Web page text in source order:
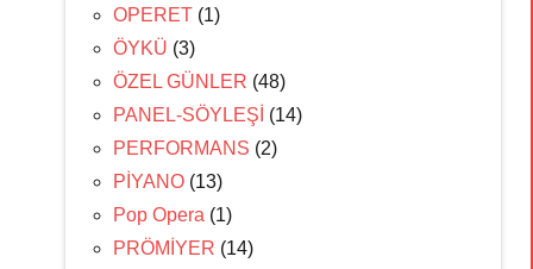
OPERET (1)
ÖYKÜ (3)
ÖZEL GÜNLER (48)
PANEL-SÖYLEŞİ (14)
PERFORMANS (2)
PİYANO (13)
Pop Opera (1)
PRÖMİYER (14)